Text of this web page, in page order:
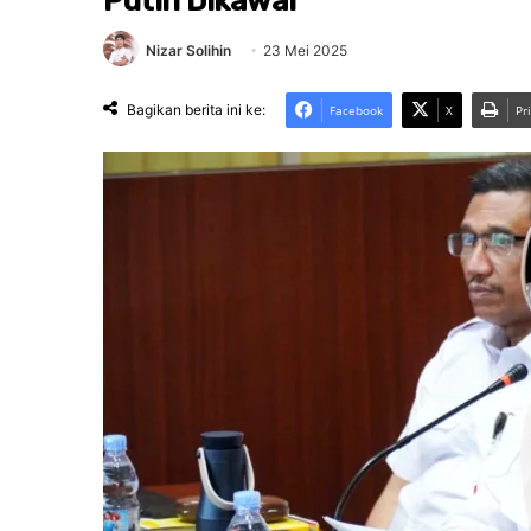
Nizar Solihin 23 Mei 2025
Bagikan berita ini ke: Facebook X